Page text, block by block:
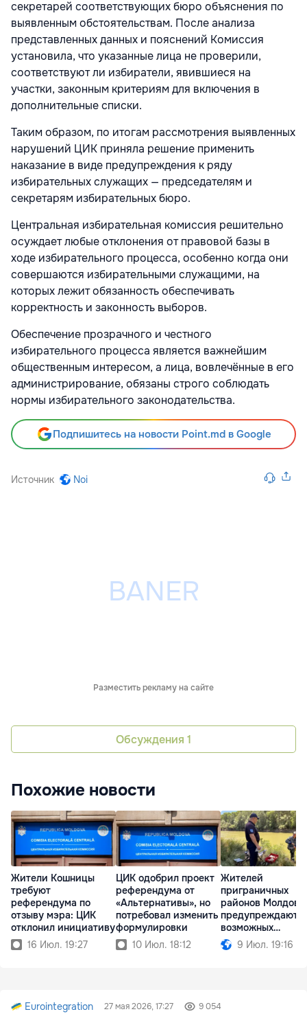
секретарей соответствующих бюро объяснения по
выявленным обстоятельствам. После анализа
представленных данных и пояснений Комиссия
установила, что указанные лица не проверили,
соответствуют ли избиратели, явившиеся на
участки, законным критериям для включения в
дополнительные списки.
Таким образом, по итогам рассмотрения выявленных
нарушений ЦИК приняла решение применить
наказание в виде предупреждения к ряду
избирательных служащих — председателям и
секретарям избирательных бюро.
Центральная избирательная комиссия решительно
осуждает любые отклонения от правовой базы в
ходе избирательного процесса, особенно когда они
совершаются избирательными служащими, на
которых лежит обязанность обеспечивать
корректность и законность выборов.
Обеспечение прозрачного и честного
избирательного процесса является важнейшим
общественным интересом, а лица, вовлечённые в его
администрирование, обязаны строго соблюдать
нормы избирательного законодательства.
Подпишитесь на новости Point.md в Google
Источник Noi
Разместить рекламу на сайте
Обсуждения 1
Похожие новости
Жители Кошницы
требуют
референдума по
отзыву мэра: ЦИК
отклонил инициативу
16 Июл. 19:27
ЦИК одобрил проект
референдума от
«Альтернативы», но
потребовал изменить
формулировки
10 Июл. 18:12
Жителей
приграничных
районов Молдовы
предупреждают о
возможных
ситуациях риска
9 Июл. 19:16
Eurointegration 27 мая 2026, 17:27 9 054